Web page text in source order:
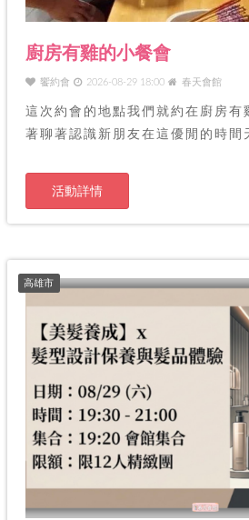
廚房有雞的小餐會
饗約會 2026-08-29 18:00 春天會館
這次約會的地點我們就約在廚房有
著聊著認識新朋友在這優閒的時間
活動詳情
高雄市